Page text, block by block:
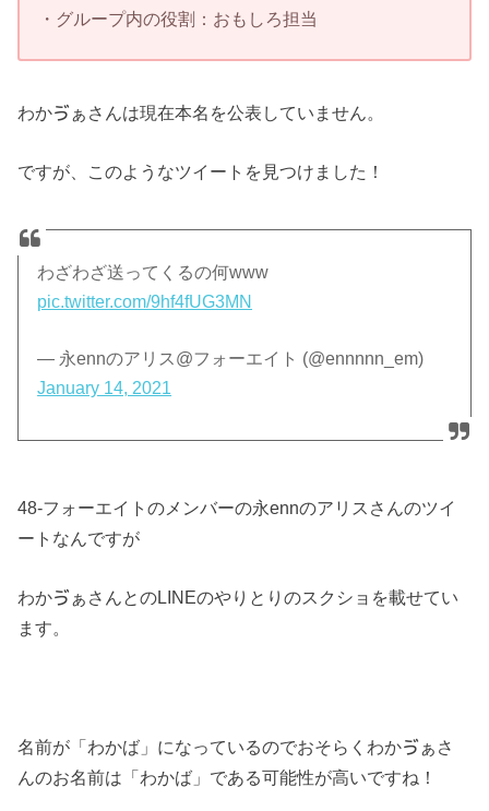
・グループ内の役割：おもしろ担当
わかゔぁさんは現在本名を公表していません。
ですが、このようなツイートを見つけました！
わざわざ送ってくるの何www
pic.twitter.com/9hf4fUG3MN
— 永ennのアリス@フォーエイト (@ennnnn_em)
January 14, 2021
48‐フォーエイトのメンバーの永ennのアリスさんのツイ
ートなんですが
わかゔぁさんとのLINEのやりとりのスクショを載せてい
ます。
名前が「わかば」になっているのでおそらくわかゔぁさ
んのお名前は「わかば」である可能性が高いですね！